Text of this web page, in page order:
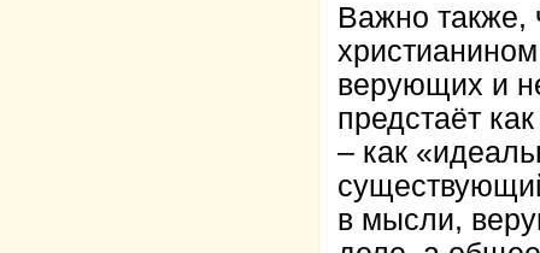
Важно также,
верующих и
предстаёт
– как
в мысли,